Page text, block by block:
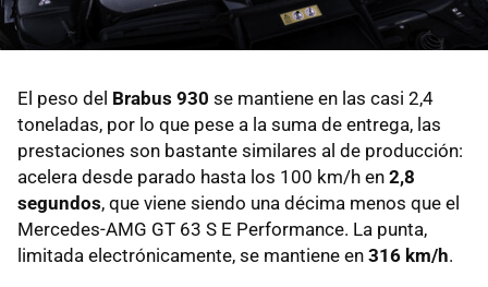
El peso del Brabus 930 se mantiene en las casi 2,4
toneladas, por lo que pese a la suma de entrega, las
prestaciones son bastante similares al de producción:
acelera desde parado hasta los 100 km/h en 2,8
segundos, que viene siendo una décima menos que el
Mercedes-AMG GT 63 S E Performance. La punta,
limitada electrónicamente, se mantiene en 316 km/h.